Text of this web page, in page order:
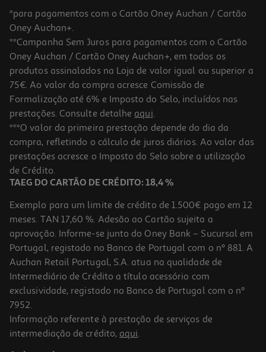
-25%
Recarga Champô Ducray Kelual Squanorm Seca 400ml
33.13 €/Lt
Price reduced from
17,66 €to
13,25 €
Promoção
-25%
Champo Ducray Squanorm Anticaspa Seca 200ml
*para pagamentos com o Cartão Oney Auchan / Cartão
Oney Auchan+.
**Campanha Sem Juros para pagamentos com o Cartão
Oney Auchan / Cartão Oney Auchan+, em todos os
produtos assinalados na Loja de valor igual ou superior a
75€. Ao valor da compra acresce Comissão de
Formalização até 6% e Imposto do Selo, incluídos nas
prestações. Consulte detalhe aqui.
***O valor da primeira prestação depende do dia da
compra, refletindo o cálculo de juros diários. Ao valor das
prestações acresce o Imposto do Selo sobre a utilização
de Crédito.
TAEG DO CARTÃO DE CRÉDITO: 18,4 %
Exemplo para um limite de crédito de 1.500€ pago em 12
meses. TAN 17,60 %. Adesão ao Cartão sujeita a
aprovação. Informe-se junto do Oney Bank – Sucursal em
Portugal, registado no Banco de Portugal com o nº 881. A
Auchan Retail Portugal, S.A. atua na qualidade de
Intermediário de Crédito a título acessório com
exclusividade, registado no Banco de Portugal com o nº
7952.
Informação referente à prestação de serviços de
intermediação de crédito, aqui.